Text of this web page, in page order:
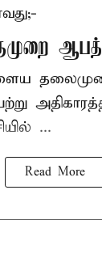
...
Read More